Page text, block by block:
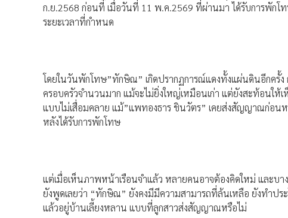
ก.ย.2568 ก่อนที่ เมื่อวันที่ 11 พ.ค.2569 ที่ผ่านมา ได้รับการพักโ
ระยะเวลาที่กำหนด
โดยในวันพักโทษ”ทักษิณ” เกิดปรากฏการณ์แดงทั้งแผ่นดินอีกค
ครอบครัวจำนวนมาก แม้จะไม่ยิ่งใหญ่เหมือนเก่า แต่ยังสะท้อนใ
แบบไม่เสื่อมคลาย แม้”แพทองธาร ชินวัตร” เคยส่งสัญญาณก่อน
หลังได้รับการพักโทษ
แต่เมื่อเห็นภาพหน้าเรือนจำแล้ว หลายคนอาจต้องคิดใหม่ และบ
ยังพูดเลยว่า “ทักษิณ” ยังคงมีมีความสามารถที่ล้นเหลือ ยังทำปร
แล้วอยู่บ้านเลี้ยงหลาน แบบที่ลูกสาวส่งสัญญาณหรือไม่